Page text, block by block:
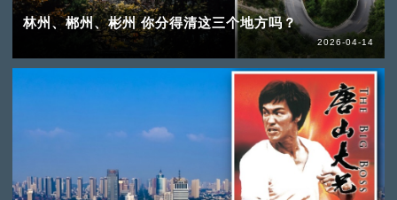
林州、郴州、彬州 你分得清这三个地方吗？
2026-04-14